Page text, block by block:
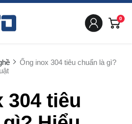
0
Ống inox 304 tiêu chuẩn là gì?
304 tiêu